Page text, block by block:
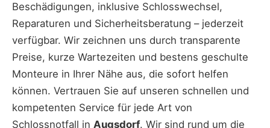
Beschädigungen, inklusive Schlosswechsel,
Reparaturen und Sicherheitsberatung – jederzeit
verfügbar. Wir zeichnen uns durch transparente
Preise, kurze Wartezeiten und bestens geschulte
Monteure in Ihrer Nähe aus, die sofort helfen
können. Vertrauen Sie auf unseren schnellen und
kompetenten Service für jede Art von
Schlossnotfall in Augsdorf. Wir sind rund um die